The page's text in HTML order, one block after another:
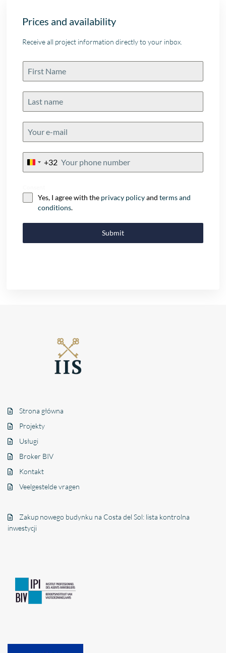
Prices and availability
Receive all project information directly to your inbox.
Belgium
+32
Yes, I agree with the privacy policyandterms and
conditions.
Submit
Strona główna
Projekty
Usługi
Broker BIV
Kontakt
Veelgestelde vragen
Zakup nowego budynku na Costa del Sol: lista kontrolna
inwestycji